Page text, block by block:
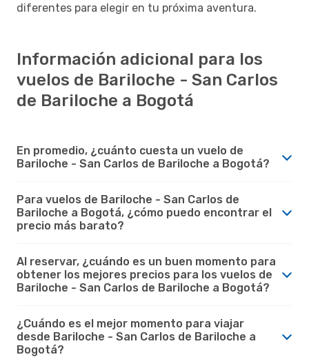
diferentes para elegir en tu próxima aventura.
Información adicional para los
vuelos de Bariloche - San Carlos
de Bariloche a Bogotá
En promedio, ¿cuánto cuesta un vuelo de
Bariloche - San Carlos de Bariloche a Bogotá?
Para vuelos de Bariloche - San Carlos de
Bariloche a Bogotá, ¿cómo puedo encontrar el
precio más barato?
Al reservar, ¿cuándo es un buen momento para
obtener los mejores precios para los vuelos de
Bariloche - San Carlos de Bariloche a Bogotá?
¿Cuándo es el mejor momento para viajar
desde Bariloche - San Carlos de Bariloche a
Bogotá?